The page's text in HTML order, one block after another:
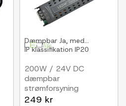
Dæmpbar Ja, med...
IP klassifikation IP20
200W / 24V DC
dæmpbar
strømforsyning
8.33A, IP20 indendørs,
249 kr